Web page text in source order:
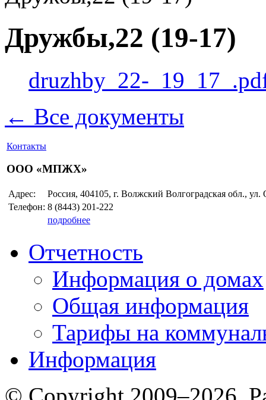
Дружбы,22 (19-17)
druzhby_22-
← Все документы
Контакты
ООО «МПЖХ»
Адрес:
Россия, 404105, г. Волжский Волгоградская обл., ул.
Телефон: 8 (8443) 201-222
подробнее
Отчетность
Информация о домах
Общая информация
Тарифы на
Информация